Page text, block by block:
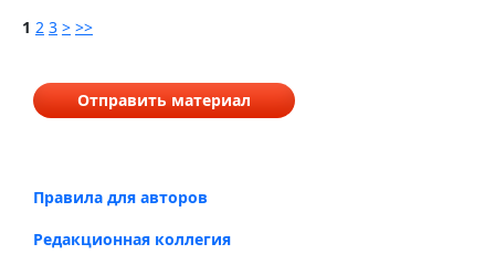
1 2 3 > >>
Отправить материал
Правила для авторов
Редакционная коллегия